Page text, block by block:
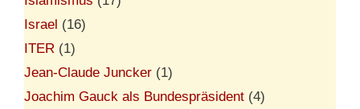
Israel (16)
ITER (1)
Jean-Claude Juncker (1)
Joachim Gauck als Bundespräsident (4)